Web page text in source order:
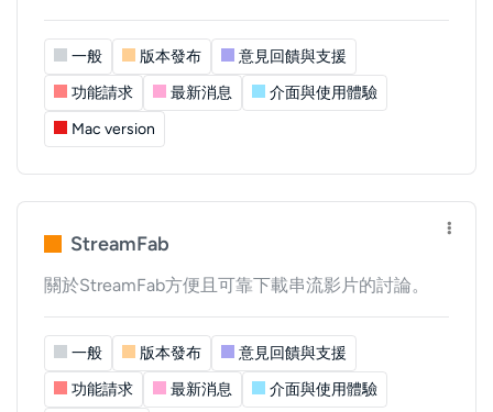
一般 版本發布
意見回饋與支援
功能請求
最新消息
介面與使用體驗
Mac version
StreamFab
關於StreamFab方便且可靠下載串流影片的討論。
一般 版本發布
意見回饋與支援
功能請求
最新消息
介面與使用體驗